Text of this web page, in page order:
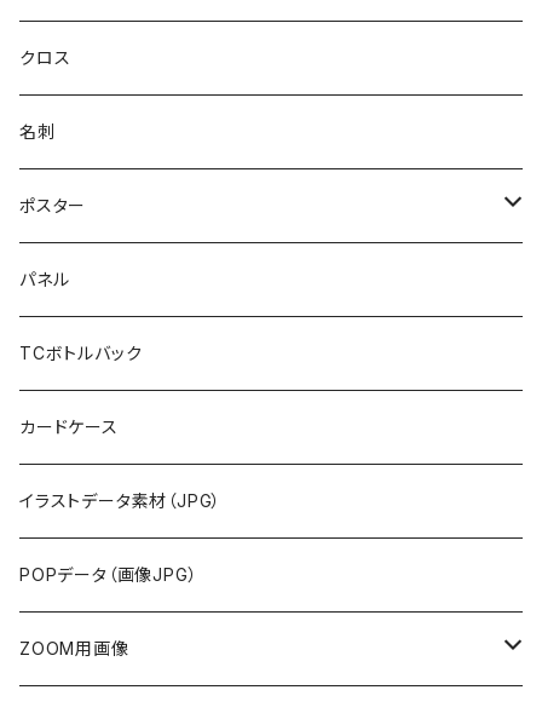
クロス
名刺
ポスター
布地
紙
パネル
TCボトルバック
カードケース
イラストデータ素材（JPG）
POPデータ（画像JPG）
ZOOM用画像